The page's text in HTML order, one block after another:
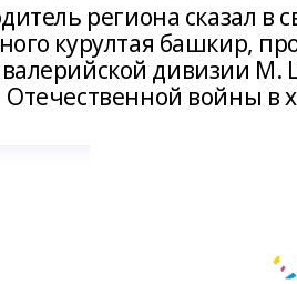
региона сказал
курултая башкир,
дивизии М.
войны в